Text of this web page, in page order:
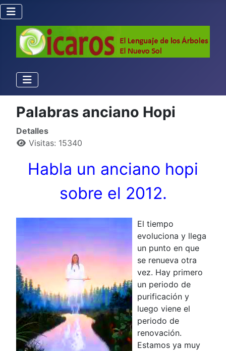
Palabras anciano Hopi
Detalles
Visitas: 15340
Habla un anciano hopi
sobre el 2012.
El tiempo
evoluciona y llega
un punto en que
se renueva otra
vez. Hay primero
un periodo de
purificación y
luego viene el
periodo de
renovación.
Estamos ya muy